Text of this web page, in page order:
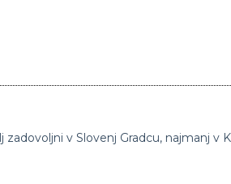
zadovoljni v Slovenj Gradcu, najmanj v